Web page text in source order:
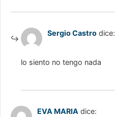
Sergio Castro dice:
lo siento no tengo nada
EVA MARIA dice: